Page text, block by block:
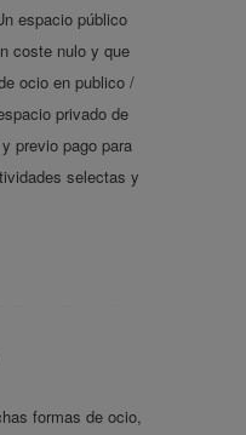
espacio público
coste nulo y que
ocio en publico /
privado de
previo pago para
selectas y
formas de ocio,